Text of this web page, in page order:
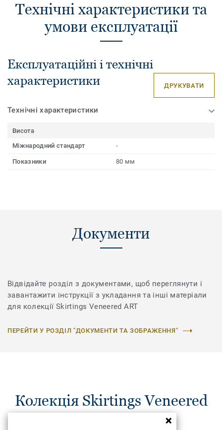
Технічні характеристики та
умови експлуатації
Експлуатаційні і технічні
характеристики
ДРУКУВАТИ
Технічні характеристики
Висота
Міжнародний стандарт
-
Показники 80 мм
Документи
Відвідайте розділ з документами, щоб переглянути і
завантажити інструкції з укладання та інші матеріали
для колекції Skirtings Veneered ART
ПЕРЕЙТИ У РОЗДІЛ "ДОКУМЕНТИ ТА ЗОБРАЖЕННЯ"
Колекція Skirtings Veneered
ART